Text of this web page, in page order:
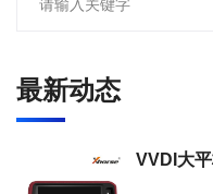
最新动态
VVDI大